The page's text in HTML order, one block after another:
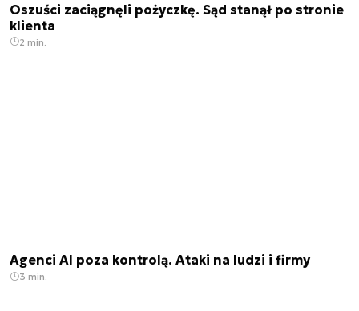
Oszuści zaciągnęli pożyczkę. Sąd stanął po stronie
klienta
2 min.
Agenci AI poza kontrolą. Ataki na ludzi i firmy
3 min.